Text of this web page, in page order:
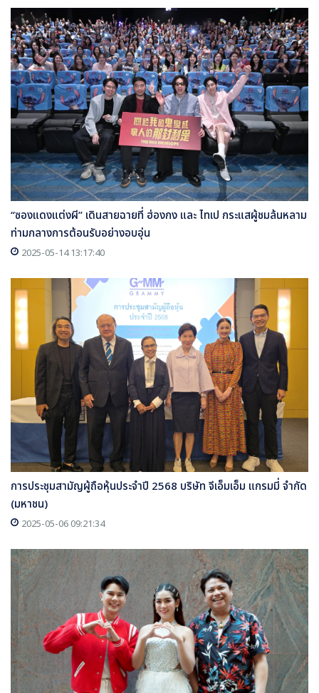
“ซองแดงแต่งผี” เดินสายฉายที่ ฮ่องกง และ ไทเป กระแสผู้ชมล้นหลาม
ท่ามกลางการต้อนรับอย่างอบอุ่น
2025-05-14 13:17:40
การประชุมสามัญผู้ถือหุ้นประจำปี 2568 บริษัท จีเอ็มเอ็ม แกรมมี่ จำกัด
(มหาชน)
2025-05-06 09:21:34